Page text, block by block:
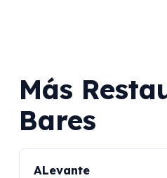
Más
Bares
ALevante